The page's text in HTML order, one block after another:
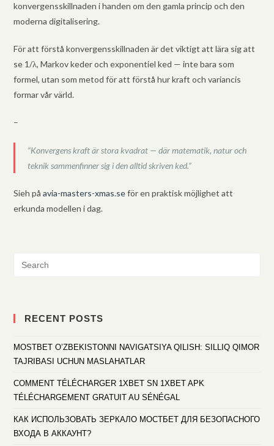
konvergensskillnaden i handen om den gamla princip och den
moderna digitalisering.
För att förstå konvergensskillnaden är det viktigt att lära sig att
se 1/λ, Markov keder och exponentiel ked — inte bara som
formel, utan som metod för att förstå hur kraft och variancis
formar vår värld.
–
“Konvergens kraft är stora kvadrat — där matematik, natur och
teknik sammenfinner sig i den alltid skriven ked.”
Sieh påavia-masters-xmas.seför en praktisk möjlighet att
erkunda modellen i dag.
RECENT POSTS
MOSTBET O’ZBEKISTONNI NAVIGATSIYA QILISH: SILLIQ QIMOR
TAJRIBASI UCHUN MASLAHATLAR
COMMENT TÉLÉCHARGER 1XBET SN 1XBET APK
TÉLÉCHARGEMENT GRATUIT AU SÉNÉGAL
КАК ИСПОЛЬЗОВАТЬ ЗЕРКАЛО МОСТБЕТ ДЛЯ БЕЗОПАСНОГО
ВХОДА В АККАУНТ?